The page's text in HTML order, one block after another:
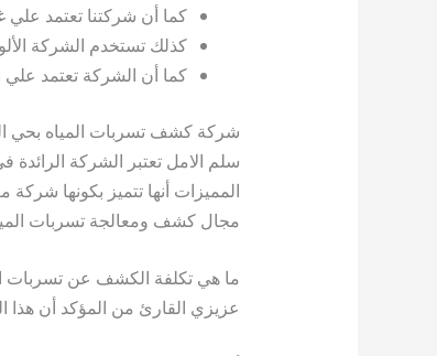
كما أن شركتنا تعتمد علي
كذلك تستخدم الشركة
كما أن الشركة تعتمد
شركة كشف تسربات المياه بحي
سلم الامل تعتبر الشركة
المميزات أنها تتميز بكونها
مجال كشف ومعالجة تسربات
ما هي تكلفة الكشف عن تسربات
عزيزي القارئ من المؤكد أن هذا